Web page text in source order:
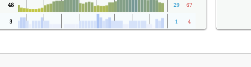
48 29 67
3 1 4